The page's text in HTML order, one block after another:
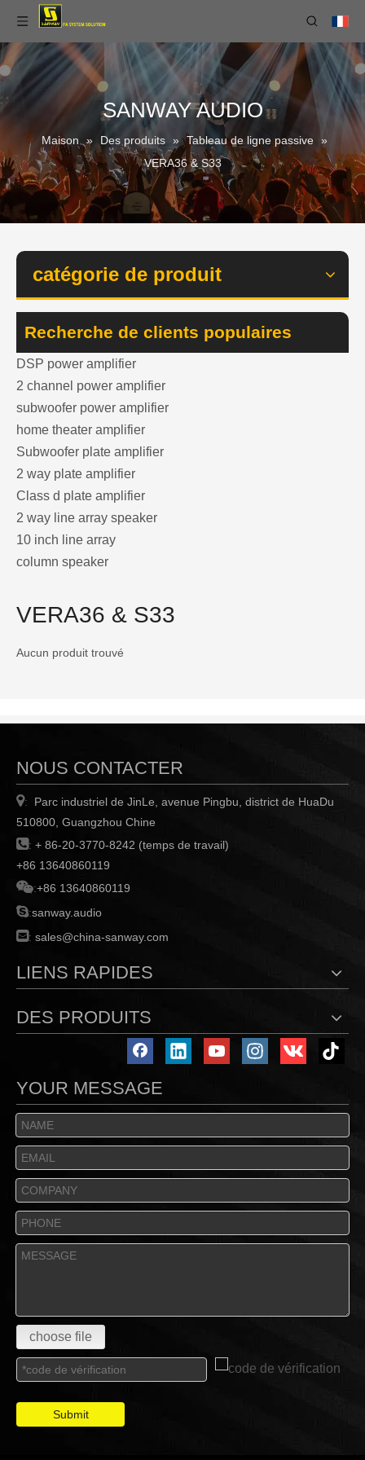
SANWAY AUDIO
Maison » Des produits » Tableau de ligne passive »
VERA36 & S33
catégorie de produit
Recherche de clients populaires
DSP power amplifier
2 channel power amplifier
subwoofer power amplifier
home theater amplifier
Subwoofer plate amplifier
2 way plate amplifier
Class d plate amplifier
2 way line array speaker
10 inch line array
column speaker
VERA36 & S33
Aucun produit trouvé
NOUS CONTACTER
:
Parc industriel de JinLe, avenue Pingbu, district de HuaDu
510800, Guangzhou Chine
: + 86-20-3770-8242 (temps de travail)
+86 13640860119
:+86 13640860119
:sanway.audio
: sales@china-sanway.com
LIENS RAPIDES
DES PRODUITS
YOUR MESSAGE
choose file
Submit